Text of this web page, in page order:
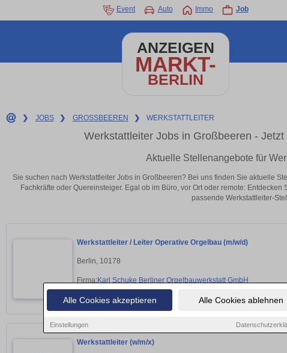
Alle Cookies akzeptieren Alle Cookies ablehnen
Einstellungen
Event Auto Immo Job
ANZEIGEN
MARKT-
BERLIN
❯ JOBS ❯ GROSSBEEREN ❯ WERKSTATTLEITER
Werkstattleiter Jobs in Großbeeren -
Aktuelle Stellenangebote für
Sie suchen nach Werkstattleiter Jobs in Großbeeren? Bei uns finden Sie aktuelle
Fachkräfte oder Quereinsteiger. Egal ob im Büro, vor Ort oder remote:
passende Werkstattleiter-
Werkstattleiter / Leiter Operative Orgelbau (m/w/d)
Berlin, 10178
Firma:Karl Schuke Berliner Orgelbauwerkstatt GmbH
Werkstattleiter (w/m/x)